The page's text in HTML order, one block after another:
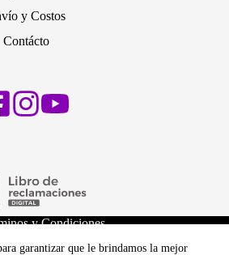
garantizar que le brindamos la mejor
y Costos
Contácto
y Condiciones
cambios y devoluciones